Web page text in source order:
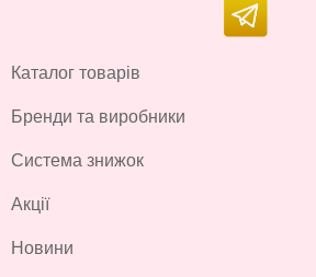
Каталог товарів
Бренди та виробники
Система знижок
Акції
Новини